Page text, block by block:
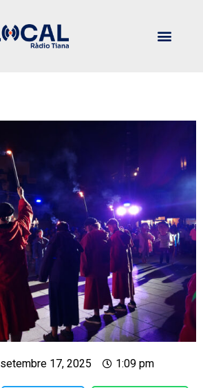
setembre 17, 2025 1:09 pm